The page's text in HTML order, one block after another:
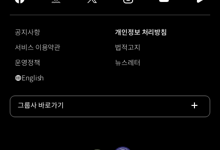
facebook
hmg
journal
twitter instagram
tv
공지사항
개인정보 처리방침
서비스 이용약관
법적고지
운영정책
뉴스레터
#디에이치
English
그룹사 바로가기